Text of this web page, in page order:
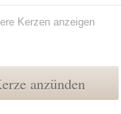
Kerzen anzeigen
anzünden